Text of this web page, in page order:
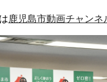
鹿児島市動画チャンネ